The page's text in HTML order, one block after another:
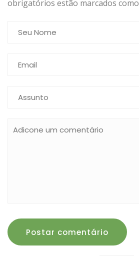
obrigatórios estão marcados como
Postar comentário